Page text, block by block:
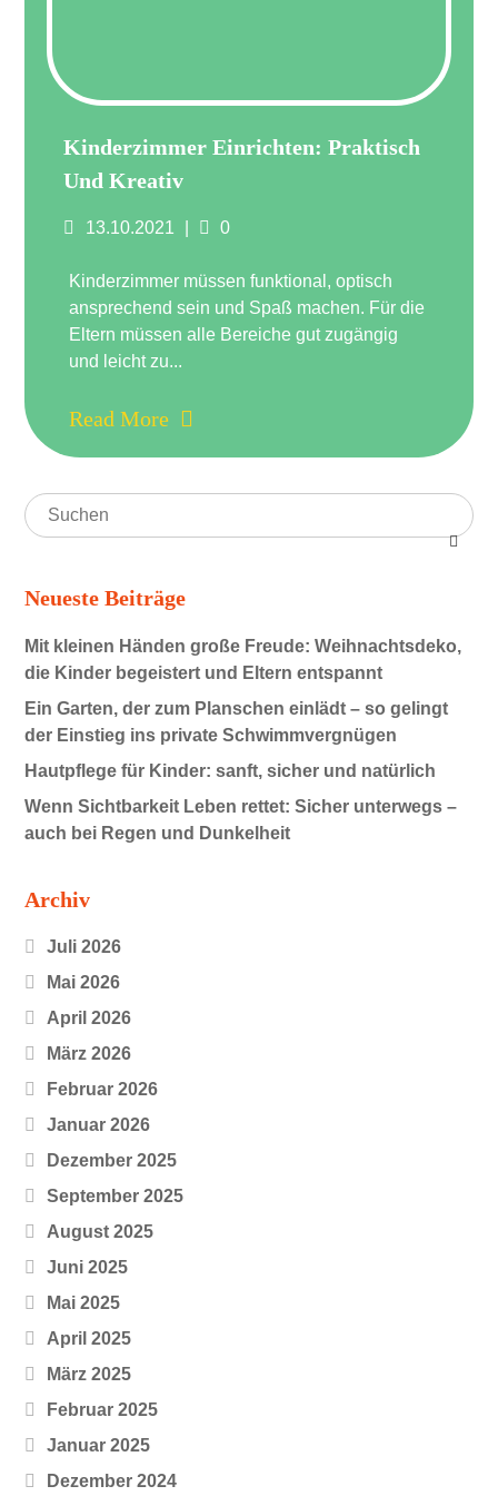
Kinderzimmer Einrichten: Praktisch
Und Kreativ
Posted
13.10.2021 Comments
0
Kinderzimmer müssen funktional, optisch
ansprechend sein und Spaß machen. Für die
Eltern müssen alle Bereiche gut zugängig
und leicht zu...
Read More
Neueste Beiträge
Mit kleinen Händen große Freude: Weihnachtsdeko,
die Kinder begeistert und Eltern entspannt
Ein Garten, der zum Planschen einlädt – so gelingt
der Einstieg ins private Schwimmvergnügen
Hautpflege für Kinder: sanft, sicher und natürlich
Wenn Sichtbarkeit Leben rettet: Sicher unterwegs –
auch bei Regen und Dunkelheit
Archiv
Juli 2026
Mai 2026
April 2026
März 2026
Februar 2026
Januar 2026
Dezember 2025
September 2025
August 2025
Juni 2025
Mai 2025
April 2025
März 2025
Februar 2025
Januar 2025
Dezember 2024